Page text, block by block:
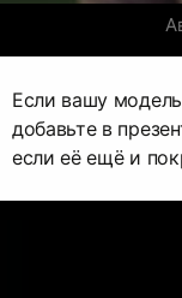
Если вашу
добавьте в
если её ещё и